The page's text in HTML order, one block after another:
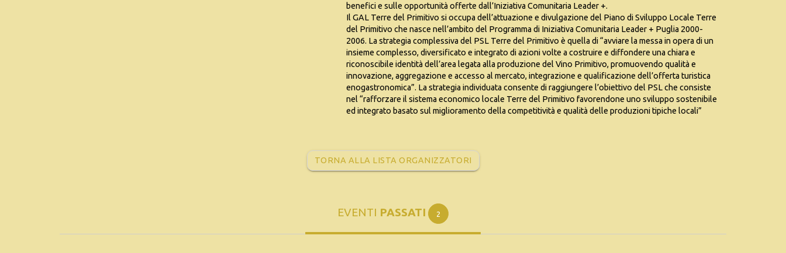
benefici e sulle opportunità offerte dall’Iniziativa Comunitaria Leader +.
Il GAL Terre del Primitivo si occupa dell’attuazione e divulgazione del Piano di Sviluppo Locale Terre
del Primitivo che nasce nell’ambito del Programma di Iniziativa Comunitaria Leader + Puglia 2000-
2006. La strategia complessiva del PSL Terre del Primitivo è quella di “avviare la messa in opera di un
insieme complesso, diversificato e integrato di azioni volte a costruire e diffondere una chiara e
riconoscibile identità dell’area legata alla produzione del Vino Primitivo, promuovendo qualità e
innovazione, aggregazione e accesso al mercato, integrazione e qualificazione dell’offerta turistica
enogastronomica”. La strategia individuata consente di raggiungere l’obiettivo del PSL che consiste
nel “rafforzare il sistema economico locale Terre del Primitivo favorendone uno sviluppo sostenibile
ed integrato basato sul miglioramento della competitività e qualità delle produzioni tipiche locali”
TORNA ALLA LISTA ORGANIZZATORI
EVENTI PASSATI 2